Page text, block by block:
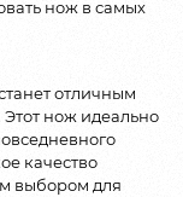
нож в самых
отличным
нож идеально
качество
выбором для